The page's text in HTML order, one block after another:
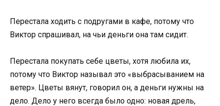
Перестала ходить с подругами в кафе, потому что
Виктор спрашивал, на чьи деньги она там сидит.
Перестала покупать себе цветы, хотя любила их,
потому что Виктор называл это «выбрасыванием на
ветер». Цветы вянут, говорил он, а деньги нужны на
дело. Дело у него всегда было одно: новая дрель,